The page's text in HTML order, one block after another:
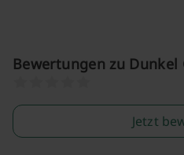
Bewertungen zu Dunkel
Jetzt